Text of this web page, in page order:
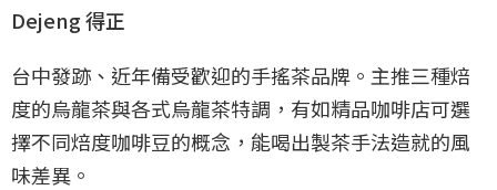
Dejeng 得正
台中發跡、近年備受歡迎的手搖茶品牌。主推三種焙
度的烏龍茶與各式烏龍茶特調，有如精品咖啡店可選
擇不同焙度咖啡豆的概念，能喝出製茶手法造就的風
味差異。